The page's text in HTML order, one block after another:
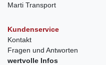
Marti Transport
Kundenservice
Kontakt
Fragen und Antworten
wertvolle Infos